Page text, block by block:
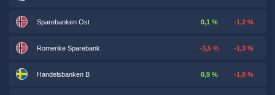
Sparebanken Ost 0,1 % -1,2 %
Romerike Sparebank -3,5 % -1,3 %
Handelsbanken B 0,9 % -1,8 %